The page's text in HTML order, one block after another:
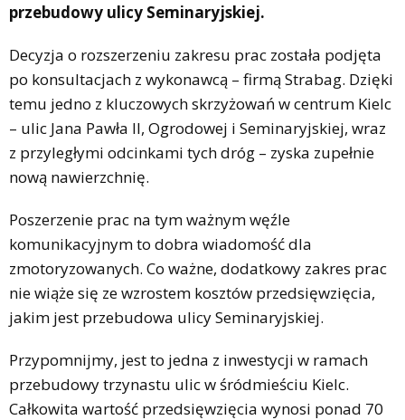
przebudowy ulicy Seminaryjskiej.
Decyzja o rozszerzeniu zakresu prac została podjęta
po konsultacjach z wykonawcą – firmą Strabag. Dzięki
temu jedno z kluczowych skrzyżowań w centrum Kielc
– ulic Jana Pawła II, Ogrodowej i Seminaryjskiej, wraz
z przyległymi odcinkami tych dróg – zyska zupełnie
nową nawierzchnię.
Poszerzenie prac na tym ważnym węźle
komunikacyjnym to dobra wiadomość dla
zmotoryzowanych. Co ważne, dodatkowy zakres prac
nie wiąże się ze wzrostem kosztów przedsięwzięcia,
jakim jest przebudowa ulicy Seminaryjskiej.
Przypomnijmy, jest to jedna z inwestycji w ramach
przebudowy trzynastu ulic w śródmieściu Kielc.
Całkowita wartość przedsięwzięcia wynosi ponad 70